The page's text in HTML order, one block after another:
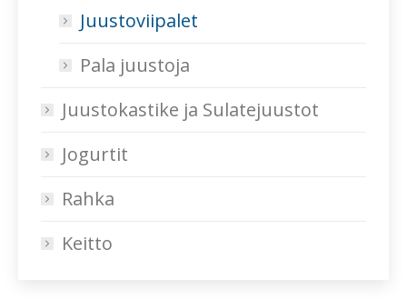
Juustoviipalet
Pala juustoja
Juustokastike ja Sulatejuustot
Jogurtit
Rahka
Keitto